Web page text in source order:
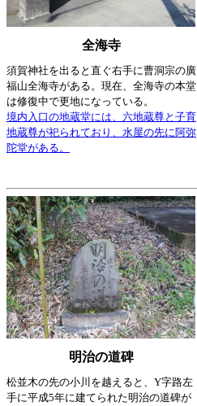
全海寺
須賀神社を出ると直ぐ右手に曹洞宗の廣
福山全海寺がある。現在、全海寺の本堂
は修復中で更地になっている。
境内入口の地蔵堂には、六地蔵尊と子育
地蔵尊が祀られており、水屋の先に阿弥
陀堂がある。
明治の道碑
松並木の先の小川を越えると、Y字路左
手に平成5年に建てられた明治の道碑が